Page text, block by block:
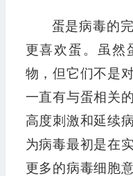
蛋是病毒的
更喜欢蛋。虽然
物，但它们不是
一直有与蛋相关
高度刺激和延续
为病毒最初是在
更多的病毒细胞